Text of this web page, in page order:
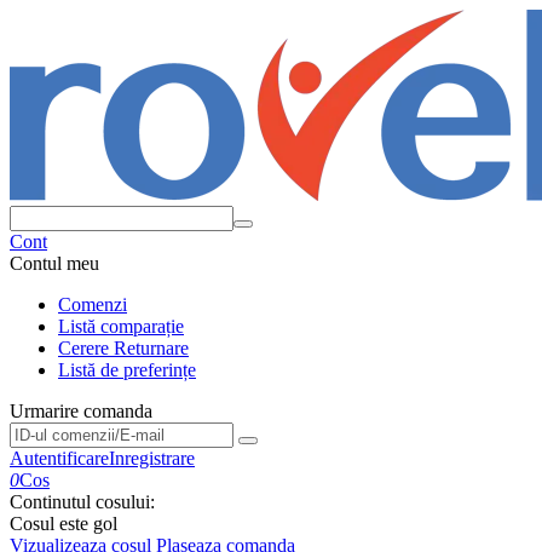
Cont
Contul meu
Comenzi
Listă comparație
Cerere Returnare
Listă de preferințe
Urmarire comanda
Urmarire comanda
AutentificareInregistrare
0Cos
Continutul cosului:
Cosul este gol
Vizualizeaza cosul Plaseaza comanda